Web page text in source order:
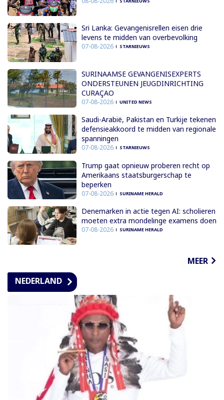
Sri Lanka: Gevangenisrellen eisen drie
levens te midden van overbevolking
07-08-2026 STARNIEUWS
SURINAAMSE GEVANGENISEXPERTS
ONDERSTEUNEN JEUGDINRICHTING
CURAÇAO
07-08-2026 UNITED NEWS
Saudi-Arabië, Pakistan en Turkije tekenen
defensieakkoord te midden van regionale
spanningen
07-08-2026 STARNIEUWS
Trump gaat opnieuw proberen recht op
Amerikaans staatsburgerschap te
beperken
07-08-2026 SURINAME HERALD
Denemarken in actie tegen AI: scholieren
moeten extra mondelinge examens doen
07-08-2026 SURINAME HERALD
MEER
NEDERLAND